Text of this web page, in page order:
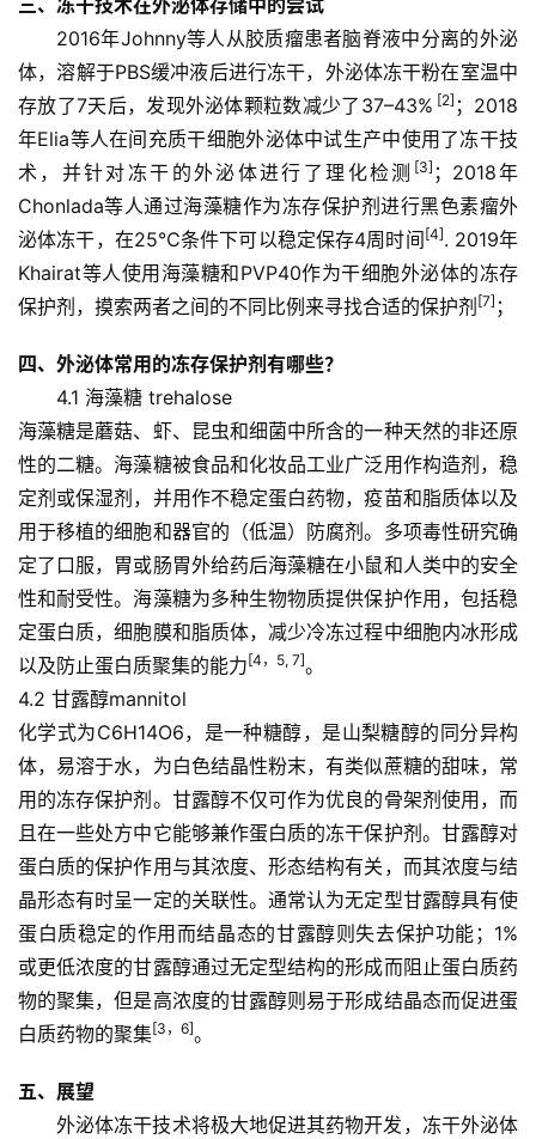
首
页
行
业
资
讯
再
医
学
临
床
转
化
会
展
活
动
关
于
我
们
登录 注册
三、冻干技术在外泌体存储中的尝试
2016年Johnny等人从胶质瘤患者脑脊液中分离的外泌
体，溶解于PBS缓冲液后进行冻干，外泌体冻干粉在室温中
存放了7天后，发现外泌体颗粒数减少了37–43% [2] ；2018
年Elia等人在间充质干细胞外泌体中试生产中使用了冻干技
术，并针对冻干的外泌体进行了理化检测 [3] ；2018年
Chonlada等人通过海藻糖作为冻存保护剂进行黑色素瘤外
泌体冻干，在25℃条件下可以稳定保存4周时间 [4]. 2019年
Khairat等人使用海藻糖和PVP40作为干细胞外泌体的冻存
保护剂，摸索两者之间的不同比例来寻找合适的保护剂 [7] ；
四、外泌体常用的冻存保护剂有哪些？
4.1 海藻糖 trehalose
海藻糖是蘑菇、虾、昆虫和细菌中所含的一种天然的非还原
性的二糖。海藻糖被食品和化妆品工业广泛用作构造剂，稳
定剂或保湿剂，并用作不稳定蛋白药物，疫苗和脂质体以及
用于移植的细胞和器官的（低温）防腐剂。多项毒性研究确
定了口服，胃或肠胃外给药后海藻糖在小鼠和人类中的安全
性和耐受性。海藻糖为多种生物物质提供保护作用，包括稳
定蛋白质，细胞膜和脂质体，减少冷冻过程中细胞内冰形成
以及防止蛋白质聚集的能力[4，5, 7]。
4.2 甘露醇mannitol
化学式为C6H14O6，是一种糖醇，是山梨糖醇的同分异构
体，易溶于水，为白色结晶性粉末，有类似蔗糖的甜味，常
用的冻存保护剂。甘露醇不仅可作为优良的骨架剂使用，而
且在一些处方中它能够兼作蛋白质的冻干保护剂。甘露醇对
蛋白质的保护作用与其浓度、形态结构有关，而其浓度与结
晶形态有时呈一定的关联性。通常认为无定型甘露醇具有使
蛋白质稳定的作用而结晶态的甘露醇则失去保护功能；1%
或更低浓度的甘露醇通过无定型结构的形成而阻止蛋白质药
物的聚集，但是高浓度的甘露醇则易于形成结晶态而促进蛋
白质药物的聚集[3，6]。
五、展望
外泌体冻干技术将极大地促进其药物开发，冻干外泌体